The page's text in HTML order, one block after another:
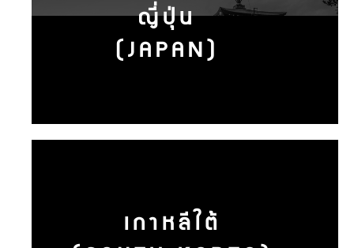
ญี่ปุ่น
(JAPAN)
เกาหลีใต้